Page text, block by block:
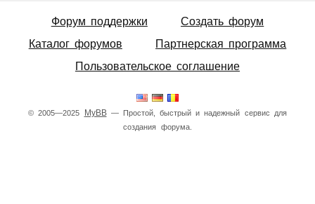
Форум поддержки
Создать форум
Каталог форумов
Партнерская программа
Пользовательское соглашение
© 2005—2025 MyBB— Простой, быстрый и надежный сервис для
создания форума.